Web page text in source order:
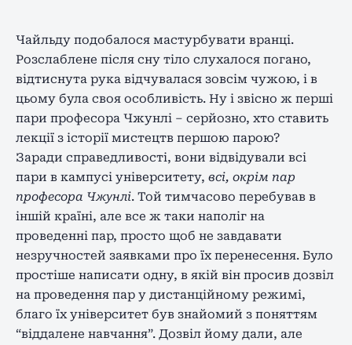
Чайльду подобалося мастурбувати вранці.
Розслаблене після сну тіло слухалося погано,
відтиснута рука відчувалася зовсім чужою, і в
цьому була своя особливість. Ну і звісно ж перші
пари професора Чжунлі – серйозно, хто ставить
лекції з історії мистецтв першою парою?
Заради справедливості, вони відвідували всі
пари в кампусі університету, всі, окрім пар
професора Чжунлі. Той тимчасово перебував в
іншій країні, але все ж таки наполіг на
проведенні пар, просто щоб не завдавати
незручностей заявками про їх перенесення. Було
простіше написати одну, в якій він просив дозвіл
на проведення пар у дистанційному режимі,
благо їх університет був знайомий з поняттям
“віддалене навчання”. Дозвіл йому дали, але